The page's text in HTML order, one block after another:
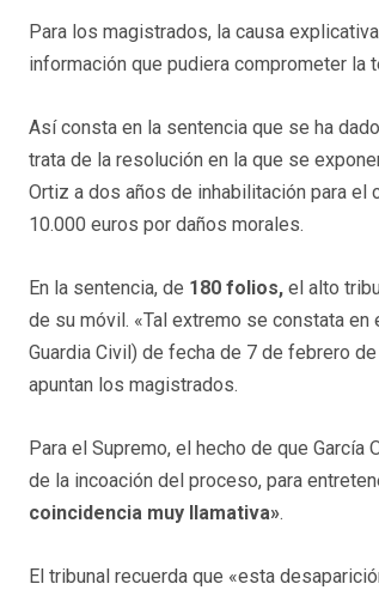
Para los magistrados, la causa
información que pudiera comprometer la
Así consta en la sentencia que se ha
trata de la resolución en la que se
Ortiz a dos años de inhabilitación para el
10.000 euros por daños morales.
En la sentencia, de 180 folios, el alto
de su móvil. «Tal extremo se constata en
Guardia Civil) de fecha de 7 de febrero
apuntan los magistrados.
Para el Supremo, el hecho de que
de la incoación del proceso, para
coincidencia muy llamativa».
El tribunal recuerda que «esta